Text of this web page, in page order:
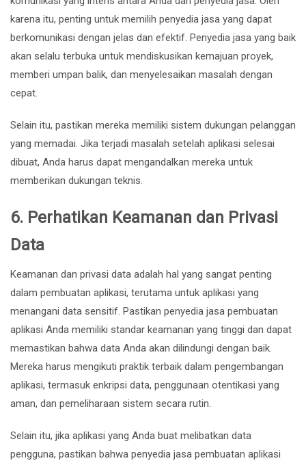
karena itu, penting untuk memilih penyedia jasa yang dapat
berkomunikasi dengan jelas dan efektif. Penyedia jasa yang baik
akan selalu terbuka untuk mendiskusikan kemajuan proyek,
memberi umpan balik, dan menyelesaikan masalah dengan
cepat.
Selain itu, pastikan mereka memiliki sistem dukungan pelanggan
yang memadai. Jika terjadi masalah setelah aplikasi selesai
dibuat, Anda harus dapat mengandalkan mereka untuk
memberikan dukungan teknis.
6. Perhatikan Keamanan dan Privasi
Data
Keamanan dan privasi data adalah hal yang sangat penting
dalam pembuatan aplikasi, terutama untuk aplikasi yang
menangani data sensitif. Pastikan penyedia jasa pembuatan
aplikasi Anda memiliki standar keamanan yang tinggi dan dapat
memastikan bahwa data Anda akan dilindungi dengan baik.
Mereka harus mengikuti praktik terbaik dalam pengembangan
aplikasi, termasuk enkripsi data, penggunaan otentikasi yang
aman, dan pemeliharaan sistem secara rutin.
Selain itu, jika aplikasi yang Anda buat melibatkan data
pengguna, pastikan bahwa penyedia jasa pembuatan aplikasi